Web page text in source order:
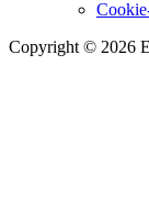
Copyright © 2026